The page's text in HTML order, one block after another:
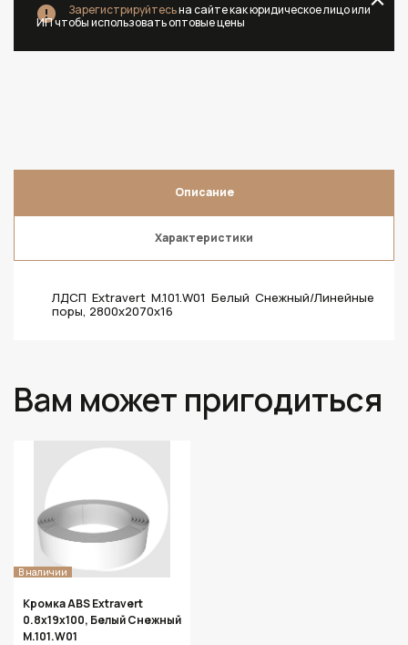
Зарегистрируйтесьна сайте как юридическое лицо или
ИП чтобы использовать оптовые цены
Описание
Характеристики
ЛДСП Extravert M.101.W01 Белый Снежный/Линейные
поры, 2800х2070х16
Вам может пригодиться
В наличии
Кромка ABS Extravert
0.8х19х100, Белый Снежный
M.101.W01